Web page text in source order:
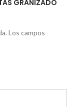
GRANIZADO
Los campos